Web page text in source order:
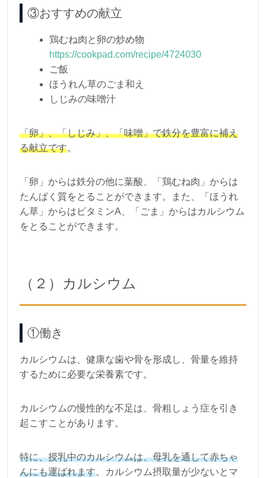
③おすすめの献立
鶏むね肉と卵の炒め物
https://cookpad.com/recipe/4724030
ご飯
ほうれん草のごま和え
しじみの味噌汁
「卵」、「しじみ」、「味噌」で鉄分を豊富に補え
る献立です。
「卵」からは鉄分の他に葉酸、「鶏むね肉」からは
たんぱく質をとることができます。また、「ほうれ
ん草」からはビタミンA、「ごま」からはカルシウム
をとることができます。
（２）カルシウム
①働き
カルシウムは、健康な歯や骨を形成し、骨量を維持
するために必要な栄養素です。
カルシウムの慢性的な不足は、骨粗しょう症を引き
起こすことがあります。
特に、授乳中のカルシウムは、母乳を通して赤ちゃ
んにも運ばれます。カルシウム摂取量が少ないとマ